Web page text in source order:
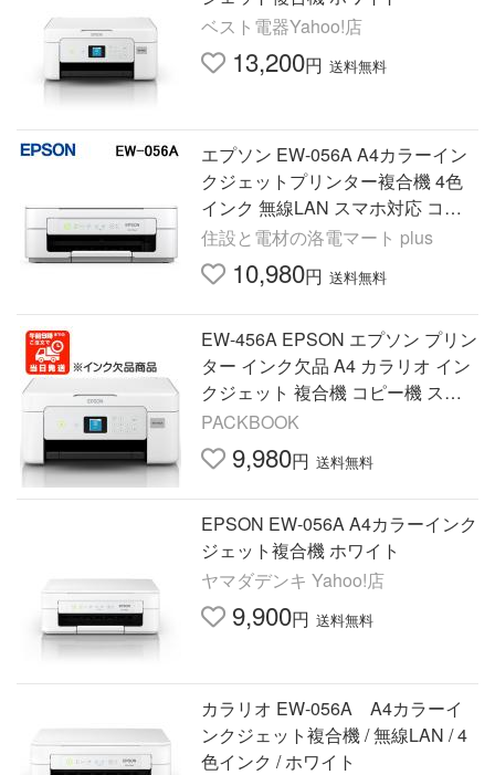
ベスト電器Yahoo!店
13,200円 送料無料
エプソン EW-056A A4カラーイン
クジェットプリンター複合機 4色
インク 無線LAN スマホ対応 コピ
ー機 スキャン ホワイト (EW-052A
の後継品) EPSON カラリオ
住設と電材の洛電マート plus
10,980円 送料無料
EW-456A EPSON エプソン プリン
ター インク欠品 A4 カラリオ イン
クジェット 複合機 コピー機 スマ
ホ印刷対応 年賀状印刷対応 スキャ
ナー EW456A カラーコピー
PACKBOOK
9,980円 送料無料
EPSON EW-056A A4カラーインク
ジェット複合機 ホワイト
ヤマダデンキ Yahoo!店
9,900円 送料無料
カラリオ EW-056A A4カラーイ
ンクジェット複合機 / 無線LAN / 4
色インク / ホワイト